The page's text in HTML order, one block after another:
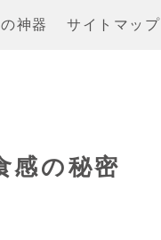
神器 サイトマップ
感の秘密